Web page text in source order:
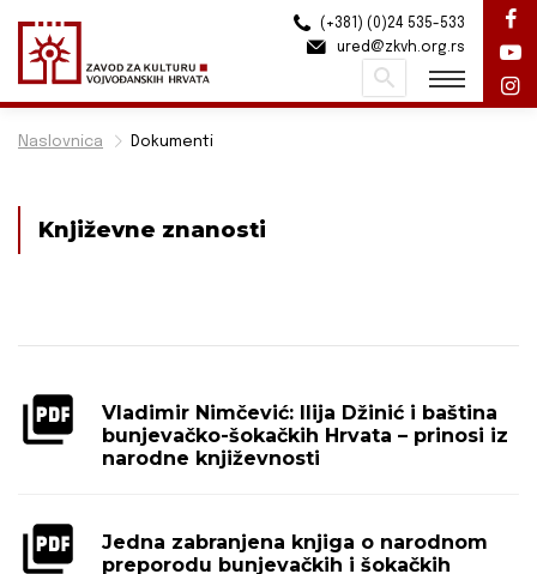
Naslovnica Dokumenti
Književne znanosti
Vladimir Nimčević: Ilija Džinić i baština
bunjevačko-šokačkih Hrvata – prinosi iz
narodne književnosti
Jedna zabranjena knjiga o narodnom
preporodu bunjevačkih i šokačkih
(+381) (0)24 535-533
ured@zkvh.org.rs
Pretraži